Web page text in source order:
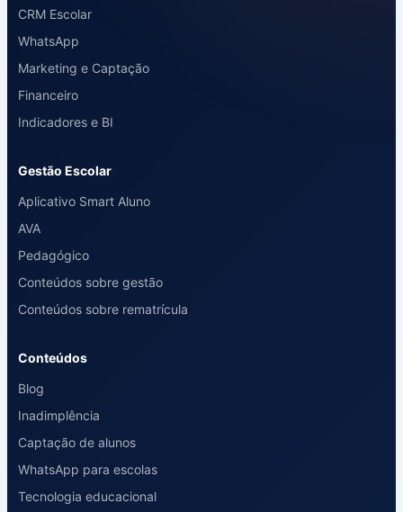
CRM Escolar
WhatsApp
Marketing e Captação
Financeiro
Indicadores e BI
Gestão Escolar
Aplicativo Smart Aluno
AVA
Pedagógico
Conteúdos sobre gestão
Conteúdos sobre rematrícula
Conteúdos
Blog
Inadimplência
Captação de alunos
WhatsApp para escolas
Tecnologia educacional